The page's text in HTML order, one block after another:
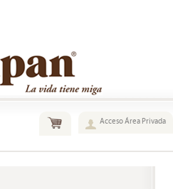
Acceso Área Privada